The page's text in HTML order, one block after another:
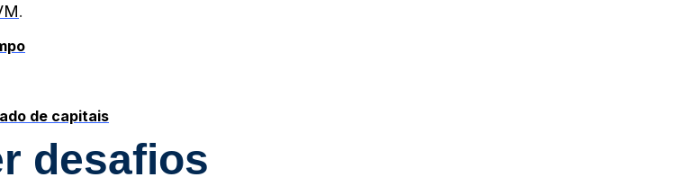
.
de capitais
desafios